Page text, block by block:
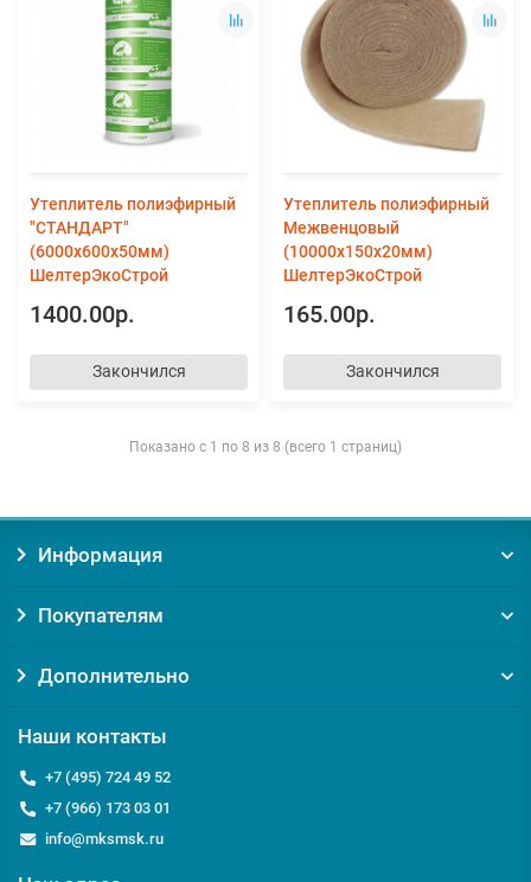
Утеплитель полиэфирный
"СТАНДАРТ"
(6000х600х50мм)
ШелтерЭкоСтрой
1400.00р.
Закончился
Утеплитель полиэфирный
Межвенцовый
(10000х150х20мм)
ШелтерЭкоСтрой
165.00р.
Закончился
Показано с 1 по 8 из 8 (всего 1 страниц)
Информация
Покупателям
Дополнительно
Наши контакты
+7 (495) 724 49 52
+7 (966) 173 03 01
info@mksmsk.ru